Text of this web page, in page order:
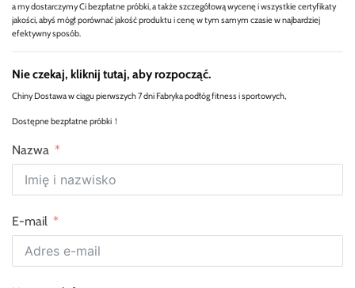
a my dostarczymy Ci bezpłatne próbki, a także szczegółową wycenę i wszystkie certyfikaty
jakości, abyś mógł porównać jakość produktu i cenę w tym samym czasie w najbardziej
efektywny sposób.
Nie czekaj, kliknij tutaj, aby rozpocząć.
Chiny Dostawa w ciągu pierwszych 7 dni Fabryka podłóg fitness i sportowych,
Dostępne bezpłatne próbki！
Nazwa
E-mail